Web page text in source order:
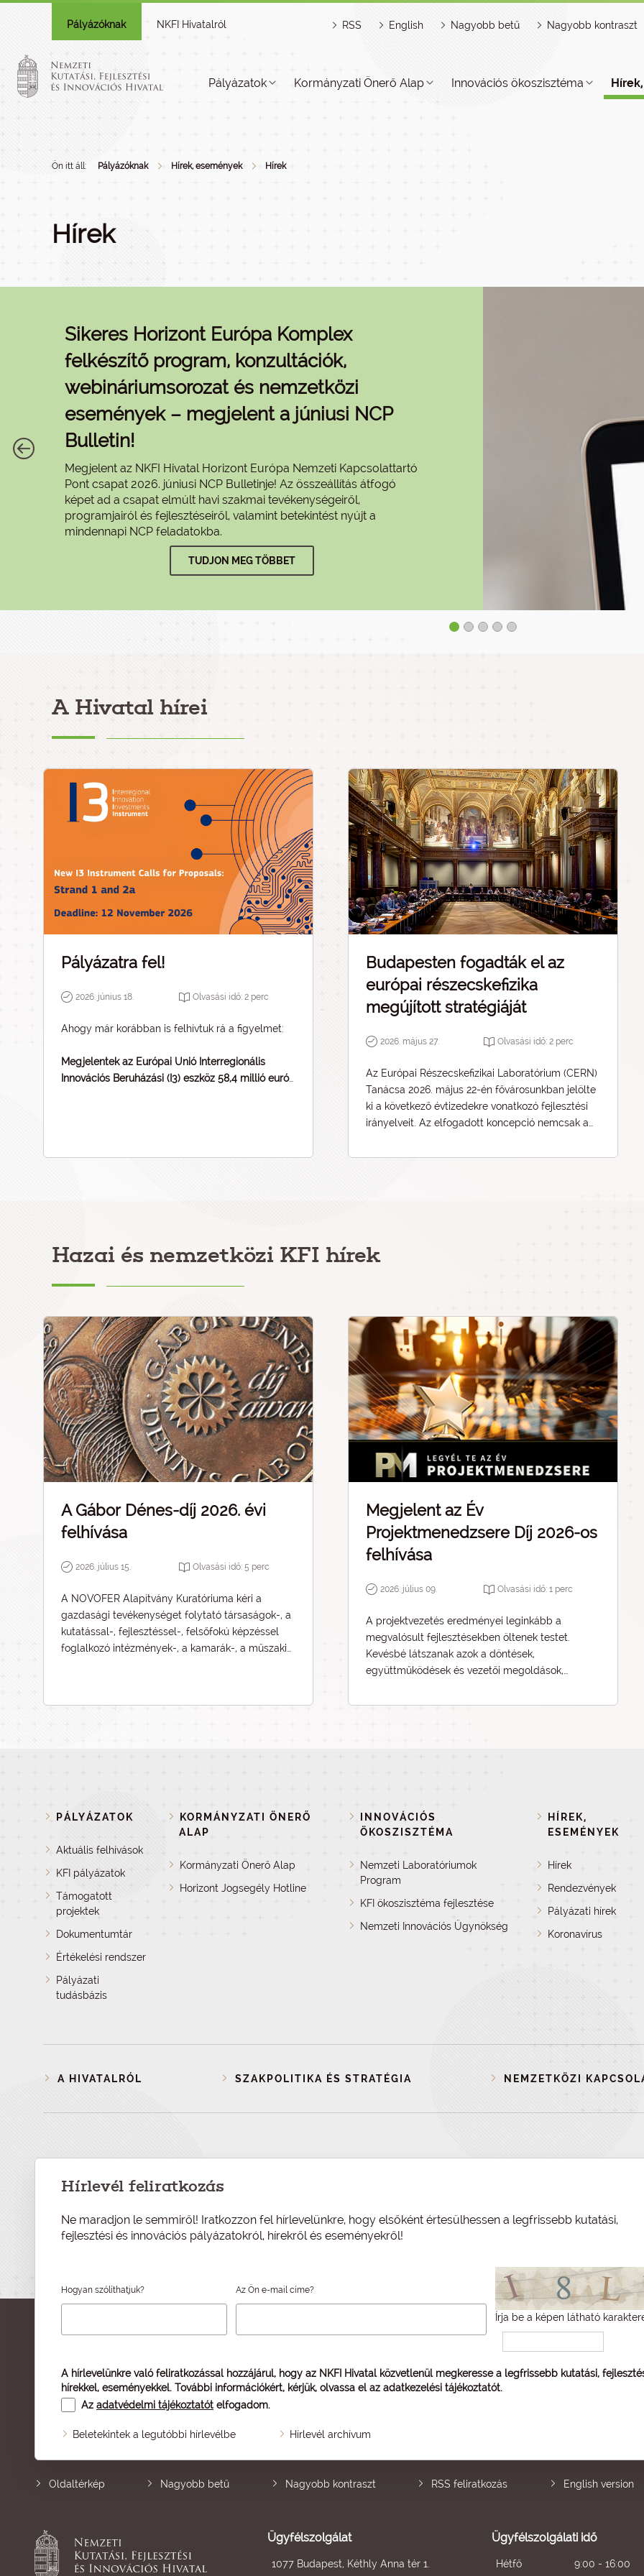
Pályázóknak NKFI Hivatalról RSS English Nagyobb betű Nagyobb kontraszt
Pályázatok Kormányzati Önerő Alap Innovációs ökoszisztéma
Ön itt áll: Pályázóknak Hírek, események Hírek
Hírek
Sikeres Horizont Európa Komplex
felkészítő program, konzultációk,
webináriumsorozat és nemzetközi
események – megjelent a júniusi NCP
Bulletin!
Megjelent az NKFI Hivatal Horizont Európa Nemzeti Kapcsolattartó
Pont csapat 2026. júniusi NCP Bulletinje! Az összeállítás átfogó
képet ad a csapat elmúlt havi szakmai tevékenységeiről,
programjairól és fejlesztéseiről, valamint betekintést nyújt a
mindennapi NCP feladatokba.
TUDJON MEG TÖBBET
A Hivatal hírei
Pályázatra fel!
2026. június 18. Olvasási idő: 2 perc
Ahogy már korábban is felhívtuk rá a figyelmet:
Megjelentek az Európai Unió Interregionális
Innovációs Beruházási (I3) eszköz 58,4 millió eurós
Budapesten fogadták el az
európai részecskefizika
megújított stratégiáját
2026. május 27. Olvasási idő: 2 perc
Az Európai Részecskefizikai Laboratórium (CERN)
Tanácsa 2026. május 22-én fővárosunkban jelölte
ki a következő évtizedekre vonatkozó fejlesztési
irányelveit. Az elfogadott koncepció nemcsak a
egy új zászlóshajó-projekt alapjait is lefekteti,
Hazai és nemzetközi KFI hírek
A Gábor Dénes-díj 2026. évi
felhívása
2026. július 15. Olvasási idő: 5 perc
A NOVOFER Alapítvány Kuratóriuma kéri a
gazdasági tevékenységet folytató társaságok-, a
kutatással-, fejlesztéssel-, felsőfokú képzéssel
foglalkozó intézmények-, a kamarák-, a műszaki
vagy határainkon túl - a természettudományos
szakterületek valamelyikén:
Megjelent az Év
Projektmenedzsere Díj 2026-os
felhívása
2026. július 09. Olvasási idő: 1 perc
A projektvezetés eredményei leginkább a
megvalósult fejlesztésekben öltenek testet.
Kevésbé látszanak azok a döntések,
együttműködések és vezetői megoldások,
Projektmenedzsere Díj erre a szakmai
PÁLYÁZATOK
Aktuális felhívások
KFI pályázatok
Támogatott
projektek
Dokumentumtár
Értékelési rendszer
Pályázati
tudásbázis
KORMÁNYZATI ÖNERŐ
ALAP
Kormányzati Önerő Alap
Horizont Jogsegély Hotline
INNOVÁCIÓS
ÖKOSZISZTÉMA
Nemzeti Laboratóriumok
Program
KFI ökoszisztéma fejlesztése
Nemzeti Innovációs Ügynökség
HÍREK,
ESEMÉNYEK
Hírek
Rendezvények
Pályázati hírek
Koronavírus
A HIVATALRÓL SZAKPOLITIKA ÉS STRATÉGIA NEMZETKÖZI
Hírlevél feliratkozás
Ne maradjon le semmiről! Iratkozzon fel hírlevelünkre, hogy elsőként értesülhessen a legfrissebb kutatási,
fejlesztési és innovációs pályázatokról, hírekről és eseményekről!
Hogyan szólíthatjuk? Az Ön e-mail címe?
Írja be a képen látható
A hírlevelünkre való feliratkozással hozzájárul, hogy az NKFI Hivatal közvetlenül megkeresse a legfrissebb kutatási,
hírekkel, eseményekkel. További információkért, kérjük, olvassa el az adatkezelési tájékoztatót.
Az adatvédelmi tájékoztatót elfogadom.
Beletekintek a legutóbbi hírlevélbe Hírlevél archívum
Oldaltérkép Nagyobb betű Nagyobb kontraszt RSS feliratkozás English version
Ügyfélszolgálat
1077 Budapest, Kéthly Anna tér 1.
Ügyfélszolgálati idő
Hétfő 9:00 - 16:00